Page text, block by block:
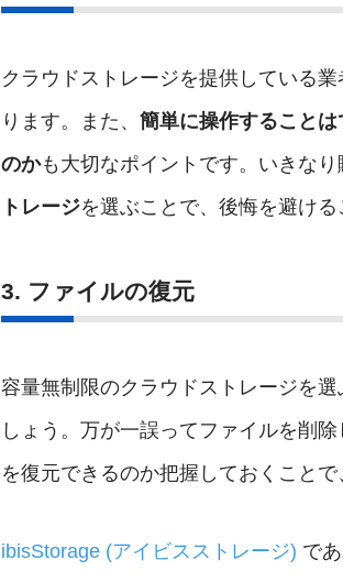
クラウドストレージを提供している
ります。また、 簡単に操作すること
のかも大切なポイントです。いきなり
トレージを選ぶことで、後悔を避ける
3. ファイルの復元
容量無制限のクラウドストレージを選
しょう。万が一誤ってファイルを削
を復元できるのか把握しておくこと
ibisStorage (アイビスストレージ) であ